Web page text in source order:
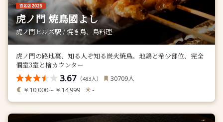
虎ノ門 焼鳥國よし
虎ノ門ヒルズ駅 / 焼き鳥、鳥料理
虎ノ門の路地裏、知る人ぞ知る炭火焼鳥。地鶏と希少部位、完全
個室3室と檜カウンター
3.67 （483人） 30709人
￥10,000～￥14,999 -